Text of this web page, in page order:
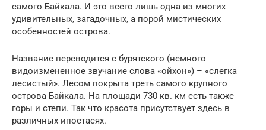
самого Байкала. И это всего лишь одна из многих
удивительных, загадочных, а порой мистических
особенностей острова.
Название переводится с бурятского (немного
видоизмененное звучание слова «ойхон») – «слегка
лесистый». Лесом покрыта треть самого крупного
острова Байкала. На площади 730 кв. км есть также
горы и степи. Так что красота присутствует здесь в
различных ипостасях.